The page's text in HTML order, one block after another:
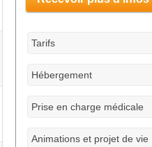
Tarifs
Hébergement
Prise en charge médicale
Animations et projet de vie